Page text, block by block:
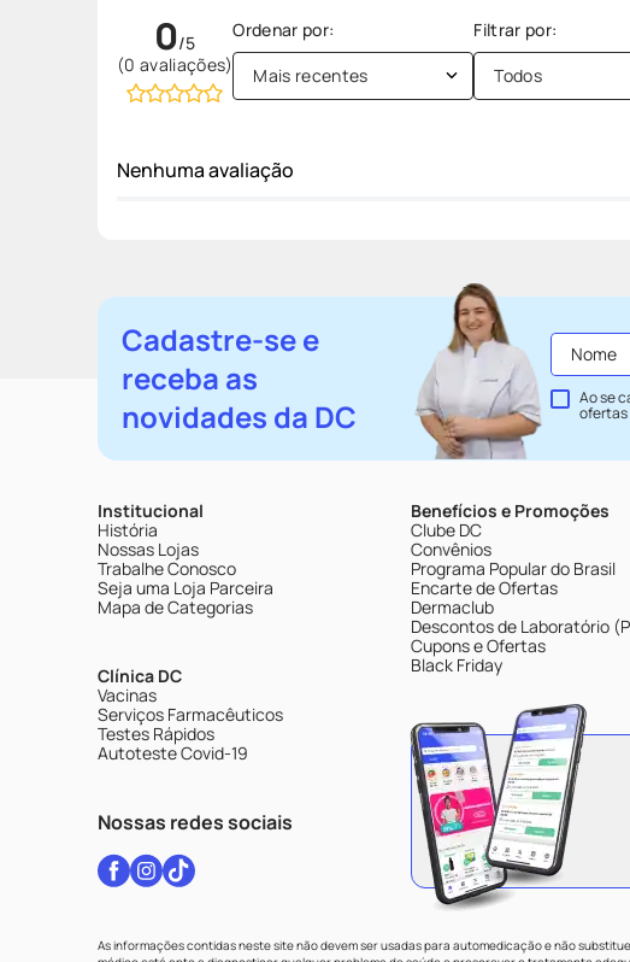
0
(0 avaliações) Mais recentes Todos
Nenhuma avaliação
Cadastre-se e
receba as
novidades da DC
Ao se
ofertas
Institucional
História
Nossas Lojas
Trabalhe Conosco
Seja uma Loja Parceira
Mapa de Categorias
Clínica DC
Vacinas
Serviços Farmacêuticos
Testes Rápidos
Autoteste Covid-19
Nossas redes sociais
Benefícios e Promoções
Clube DC
Convênios
Programa Popular do Brasil
Encarte de Ofertas
Dermaclub
Descontos de Laboratório
Cupons e Ofertas
Black Friday
As informações contidas neste site não devem ser usadas para automedicação e não